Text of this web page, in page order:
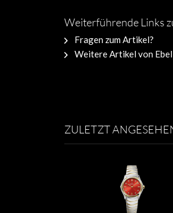
Weiterführende Links
Fragen zum Artikel?
Weitere Artikel von Ebel
ZULETZT